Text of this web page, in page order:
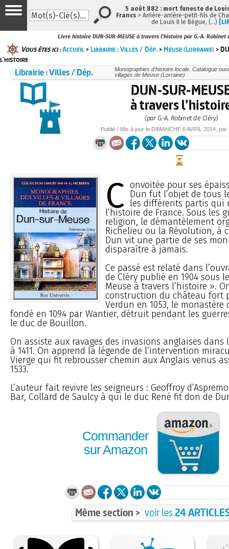
Livre histoire DUN-SUR-MEUSE à travers l'histoire par G.-A. Robinet
Vous êtes ici :Accueil >Librairie : Villes / Dép. >Meuse (Lorraine) >
l'histoire
Librairie : Villes / Dép.
Monographies d’histoire locale. Catalogue
villages de Meuse (Lorraine)
DUN-SUR-
à travers
(par G.-A. Robinet de Cléry)
Publié / Mis à jour le DIMANCHE 6 AVRIL 2014 , par
C onvoitée pour ses
Dun fut l’objet de tous
les différents partis qui
l’histoire de France. Sous les
religion, le démantèlement
Richelieu ou la Révolution, à
Dun vit une partie de ses
disparaître à jamais.
Ce passé est relaté dans
de Cléry publié en 1904 sous
Meuse à travers l’histoire ».
construction du château fort
Verdun en 1053, le monastère
fondé en 1094 par Wantier, détruit pendant les
le duc de Bouillon.
On assiste aux ravages des invasions anglaises dans
à 1411. On apprend la légende de l’intervention
Vierge qui fit rebrousser chemin aux Anglais venus
1533.
L’auteur fait revivre les seigneurs : Geoffroy
Bar, Collard de Saulcy à qui le duc René fit don de
Commander
sur Amazon
Même section > voir les24
5 août 882 : mort funeste de
Francs > Arrière-arrière-petit-fils de
de Louis II le Bègue, (…)